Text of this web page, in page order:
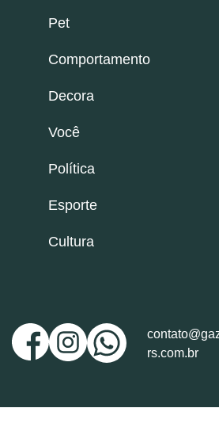
Pet
Comportamento
Decora
Você
Política
Esporte
Cultura
rs.com.br